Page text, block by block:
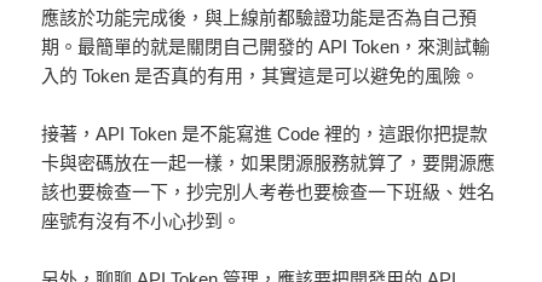
應該於功能完成後，與上線前都驗證功能是否為自己預
期。最簡單的就是關閉自己開發的 API Token，來測試輸
入的 Token 是否真的有用，其實這是可以避免的風險。
接著，API Token 是不能寫進 Code 裡的，這跟你把提款
卡與密碼放在一起一樣，如果閉源服務就算了，要開源應
該也要檢查一下，抄完別人考卷也要檢查一下班級、姓名
座號有沒有不小心抄到。